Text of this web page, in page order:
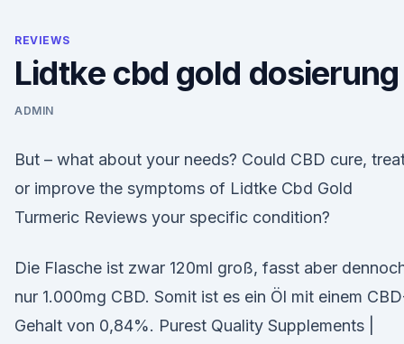
REVIEWS
Lidtke cbd gold dosierung
ADMIN
But – what about your needs? Could CBD cure,
or improve the symptoms of Lidtke Cbd Gold
Turmeric Reviews your specific condition?
Die Flasche ist zwar 120ml groß, fasst aber
nur 1.000mg CBD. Somit ist es ein Öl mit einem
Gehalt von 0,84%. Purest Quality Supplements |